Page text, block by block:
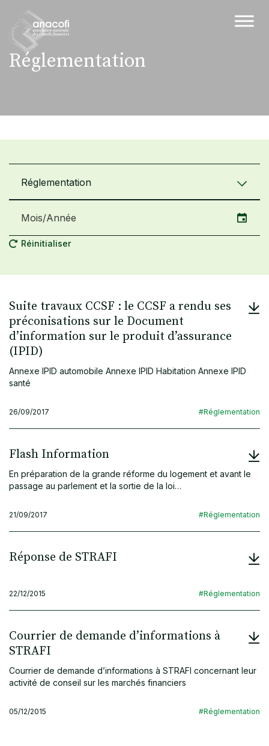
Réglementation
Réglementation
Réinitialiser
Suite travaux CCSF : le CCSF a rendu ses
préconisations sur le Document
d’information sur le produit d’assurance
(IPID)
Annexe IPID automobile Annexe IPID Habitation Annexe IPID
santé
26/09/2017 #Réglementation
Flash Information
En préparation de la grande réforme du logement et avant le
passage au parlement et la sortie de la loi…
21/09/2017 #Réglementation
Réponse de STRAFI
22/12/2015 #Réglementation
Courrier de demande d’informations à
STRAFI
Courrier de demande d’informations à STRAFI concernant leur
activité de conseil sur les marchés financiers
05/12/2015 #Réglementation